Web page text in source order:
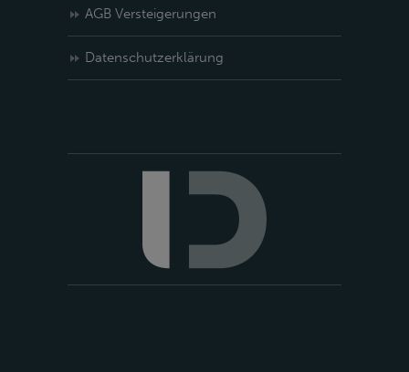
AGB Versteigerungen
Datenschutzerklärung